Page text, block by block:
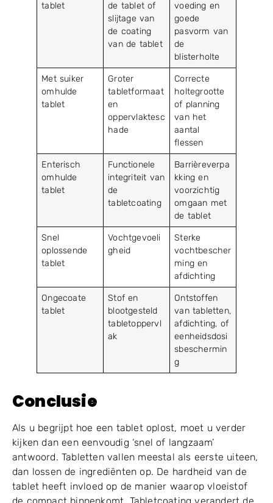
tablet
de tablet of
slijtage van
de coating
van de tablet
voeding en
goede
pasvorm van
de
blisterholte
Met suiker
omhulde
tablet
Groter
tabletformaat
en
oppervlaktesc
hade
Correcte
holtegrootte
of planning
van het
aantal
flessen
Enterisch
omhulde
tablet
Functionele
integriteit van
de
tabletcoating
Barrièreverpa
kking en
voorzichtig
omgaan met
de tablet
Snel
oplossende
tablet
Vochtgevoeli
gheid
Sterke
vochtbescher
ming en
afdichting
Ongecoate
tablet
Stof en
blootgesteld
tabletoppervl
ak
Ontstoffen
van tabletten,
afdichting, of
eenheidsdosi
sbeschermin
g
Conclusie
Als u begrijpt hoe een tablet oplost, moet u verder
kijken dan een eenvoudig ‘snel of langzaam’
antwoord. Tabletten vallen meestal als eerste uiteen,
dan lossen de ingrediënten op. De hardheid van de
tablet heeft invloed op de manier waarop vloeistof